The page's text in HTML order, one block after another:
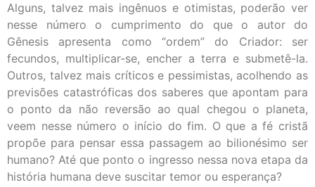
Alguns, talvez mais ingênuos e otimistas, poderão ver
nesse número o cumprimento do que o autor do
Gênesis apresenta como “ordem” do Criador: ser
fecundos, multiplicar-se, encher a terra e submetê-la.
Outros, talvez mais críticos e pessimistas, acolhendo as
previsões catastróficas dos saberes que apontam para
o ponto da não reversão ao qual chegou o planeta,
veem nesse número o início do fim. O que a fé cristã
propõe para pensar essa passagem ao bilionésimo ser
humano? Até que ponto o ingresso nessa nova etapa da
história humana deve suscitar temor ou esperança?